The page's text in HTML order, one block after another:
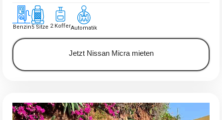
Benzin5 Sitze 2 KofferAutomatik
Jetzt Nissan Micra mieten